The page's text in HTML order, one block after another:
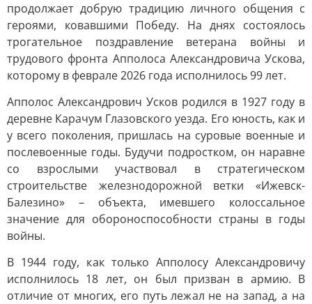
продолжает добрую традицию личного общения с
героями, ковавшими Победу. На днях состоялось
трогательное поздравление ветерана войны и
трудового фронта Апполоса Александровича Ускова,
которому в феврале 2026 года исполнилось 99 лет.
Апполос Александрович Усков родился в 1927 году в
деревне Карачум Глазовского уезда. Его юность, как и
у всего поколения, пришлась на суровые военные и
послевоенные годы. Будучи подростком, он наравне
со взрослыми участвовал в стратегическом
строительстве железнодорожной ветки «Ижевск-
Балезино» – объекта, имевшего колоссальное
значение для обороноспособности страны в годы
войны.
В 1944 году, как только Апполосу Александровичу
исполнилось 18 лет, он был призван в армию. В
отличие от многих, его путь лежал не на запад, а на